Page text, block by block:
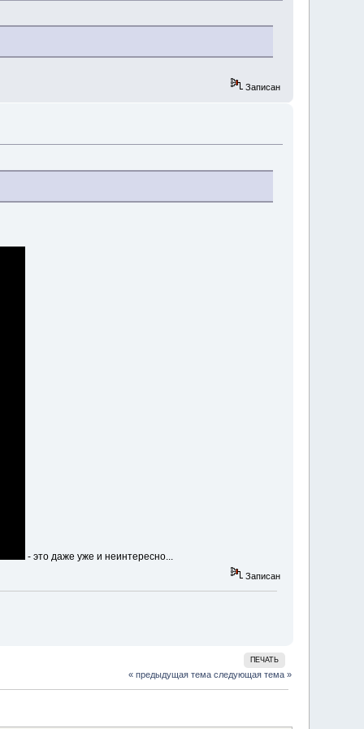
Записан
- это даже уже и неинтересно...
Записан
ПЕЧАТЬ
« предыдущая тема следующая тема »